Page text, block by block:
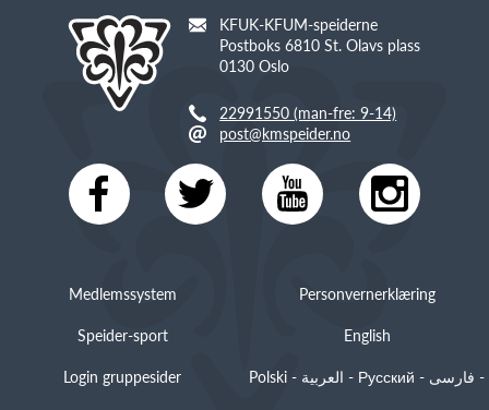
KFUK-KFUM-speiderne
Postboks 6810 St. Olavs plass
0130 Oslo
22991550 (man-fre: 9-14)
post@kmspeider.no
Medlemssystem
Speider-sport
Login gruppesider
Personvernerklæring
English
Polski - العربية - Русский - فارسی -